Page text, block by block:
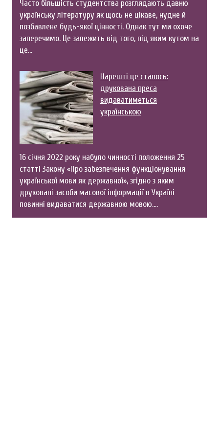
Часто більшість студентства розглядають давню
українську літературу як щось не цікаве, нудне й
позбавлене будь-якої цінності. Однак тут ми охоче
заперечимо. Це залежить від того, під яким кутом на
це…
Нарешті це сталось:
друкована преса
видаватиметься
українською
16 січня 2022 року набуло чинності положення 25
статті Закону «Про забезпечення функціонування
української мови як державної», згідно з яким
друковані засоби масової інформації в Україні
повинні видаватися державною мовою.…